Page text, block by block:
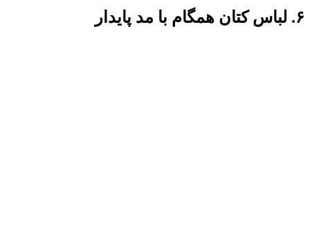
۶. لباس کتان همگام با مد پایدار